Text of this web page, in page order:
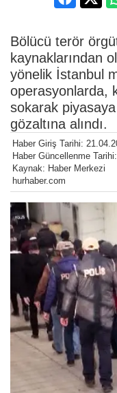
Bölücü terör
kaynaklarından
yönelik İstanbul
operasyonlarda,
sokarak
gözaltına alındı.
Haber Giriş Tarihi:
Haber Güncellenme
Kaynak: Haber Merkezi
hurhaber.com